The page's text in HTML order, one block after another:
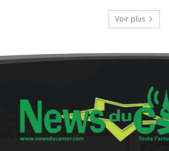
Voir plus